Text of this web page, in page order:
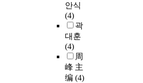
안식
(4)
곽
대훈
(4)
周
峰 主
编 (4)